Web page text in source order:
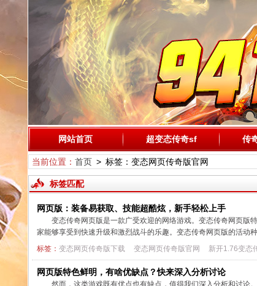
网站首页 超变态传奇sf 传
当前位置： 首页> 标签：变态网页传奇版官网
标签匹配
网页版：装备易获取、技能超酷炫，新手轻松上手
变态传奇网页版是一款广受欢迎的网络游戏。变态传奇网页版
家能够享受到快速升级和激烈战斗的乐趣。变态传奇网页版的活动
标签： 变态网页传奇版下载 变态网页传奇版官网 新开1.76变态
网页版特色鲜明，有啥优缺点？快来深入分析讨论
然而，这类游戏既有优点也有缺点，值得我们深入分析和讨论